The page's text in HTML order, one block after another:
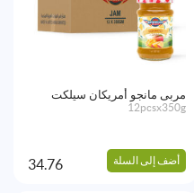
مربى مانجو أمريكان سيلكت
12pcsx350g
أضف إلى السلة 34.76